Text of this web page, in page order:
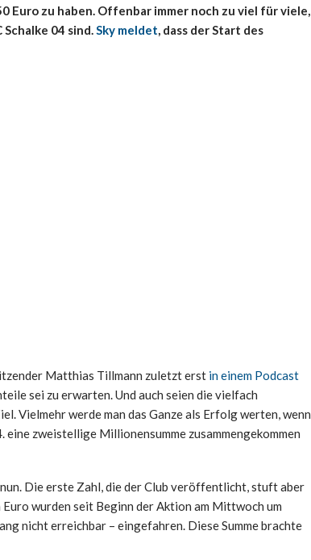
zu haben. Offenbar immer noch zu viel für viele,
04 sind.Sky meldet, dass der Start des
Matthias Tillmann zuletzt erst in einem Podcast
sei zu erwarten. Und auch seien die vielfach
Vielmehr werde man das Ganze als Erfolg werten, wenn
zweistellige Millionensumme zusammengekommen
Die erste Zahl, die der Club veröffentlicht, stuft aber
wurden seit Beginn der Aktion am Mittwoch um
nicht erreichbar – eingefahren. Diese Summe brachte